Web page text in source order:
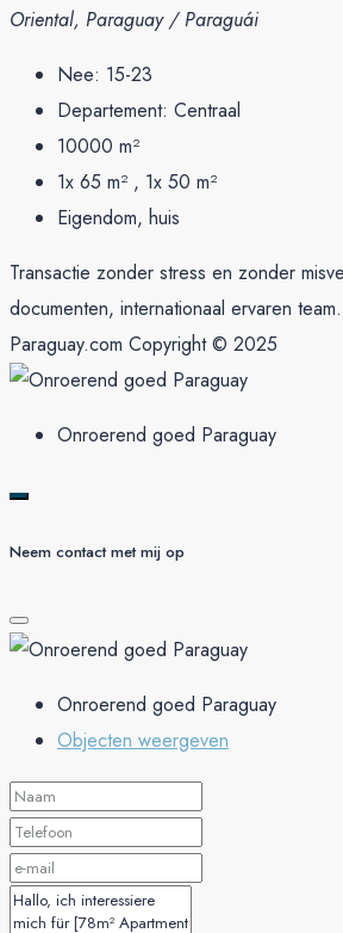
Oriental, Paraguay / Paraguái
Nee: 15-23
Departement: Centraal
10000 m²
1x 65 m² , 1x 50 m²
Eigendom, huis
Transactie zonder stress en zonder
documenten, internationaal ervaren
Paraguay.com Copyright © 2025
Onroerend goed Paraguay
Neem contact met mij op
Onroerend goed Paraguay
Objecten weergeven